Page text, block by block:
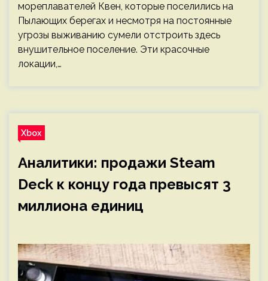
мореплавателей Квен, которые поселились на
Пылающих берегах и несмотря на постоянные
угрозы выживанию сумели отстроить здесь
внушительное поселение. Эти красочные
локации,…
Xbox
Аналитики: продажи Steam
Deck к концу года превысят 3
миллиона единиц